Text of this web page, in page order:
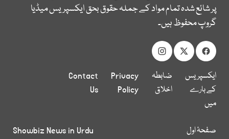
پر شائع شدہ تمام مواد کے جملہ حقوق بحق ایکسپریس میڈیا
گروپ محفوظ ہیں۔
ایکسپریس
کے بارے
میں
ضابطہ
اخلاق
Privacy
Policy
Contact
Us
صفحۂ اول
Showbiz News in Urdu